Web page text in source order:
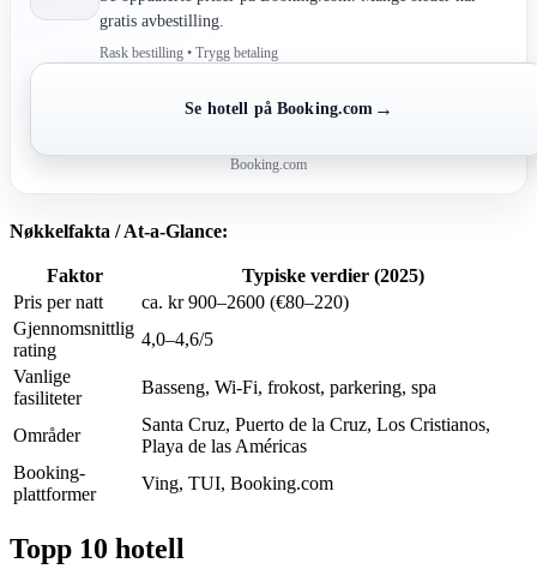
gratis avbestilling.
Rask bestilling • Trygg betaling
Se hotell på Booking.com →
Booking.com
Nøkkelfakta / At-a-Glance:
Faktor
Typiske verdier (2025)
Pris per natt
ca. kr 900–2600 (€80–220)
Gjennomsnittlig
rating
4,0–4,6/5
Vanlige
fasiliteter
Basseng, Wi-Fi, frokost, parkering, spa
Områder
Santa Cruz, Puerto de la Cruz, Los Cristianos,
Playa de las Américas
Booking-
plattformer
Ving, TUI, Booking.com
Topp 10 hotell